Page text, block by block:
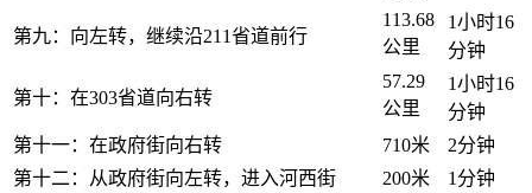
第九：向左转，继续沿211省道前行
113.68
公里
1小时16
分钟
第十：在303省道向右转
57.29
公里
1小时16
分钟
第十一：在政府街向右转
710米
2分钟
第十二：从政府街向左转，进入河西街
200米 1分钟